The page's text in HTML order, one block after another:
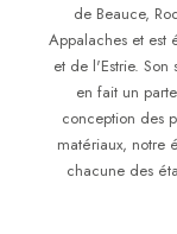
de Beauce,
Appalaches et est
et de l'Estrie.
en fait un
conception des
matériaux, notre
chacune des